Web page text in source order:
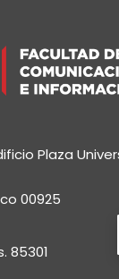
Plaza
00925
85301